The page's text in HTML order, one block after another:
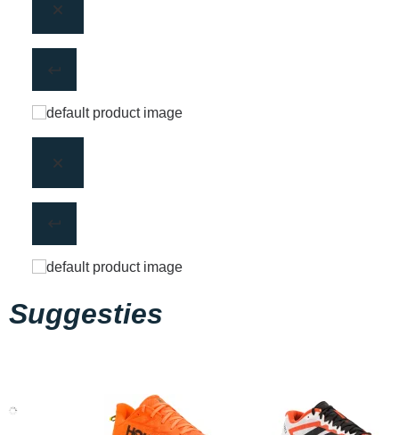
Suggesties